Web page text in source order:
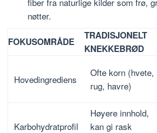
nøtter.
FOKUSOMRÅDE
TRADISJONELT
KNEKKEBRØD
Hovedingrediens
Ofte korn (hvete,
rug, havre)
Karbohydratprofil
Høyere innhold,
kan gi rask